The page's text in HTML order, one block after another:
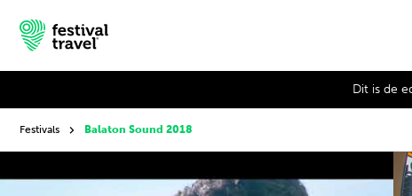
Dit is de
Festivals Balaton Sound 2018